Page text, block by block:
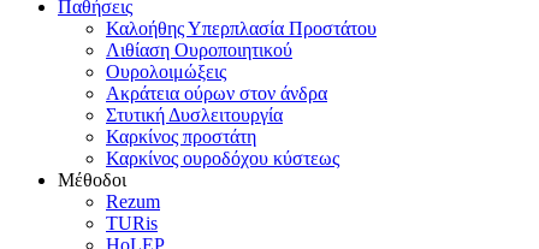
Παθήσεις
Καλοήθης Υπερπλασία Προστάτου
Λιθίαση Ουροποιητικού
Ουρολοιμώξεις
Ακράτεια ούρων στον άνδρα
Στυτική Δυσλειτουργία
Καρκίνος προστάτη
Καρκίνος ουροδόχου κύστεως
Μέθοδοι
Rezum
TURis
HoLEP